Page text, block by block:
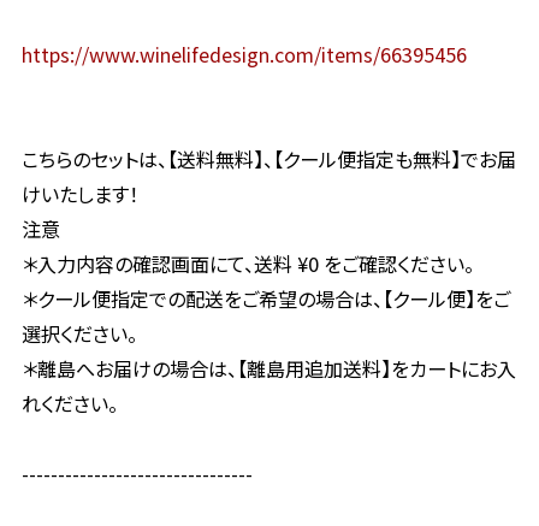
https://www.winelifedesign.com/items/66395456
こちらのセットは、【送料無料】、【クール便指定も無料】でお届
けいたします！
注意
＊入力内容の確認画面にて、送料 ¥0 をご確認ください。
＊クール便指定での配送をご希望の場合は、【クール便】をご
選択ください。
＊離島へお届けの場合は、【離島用追加送料】をカートにお入
れください。
--------------------------------